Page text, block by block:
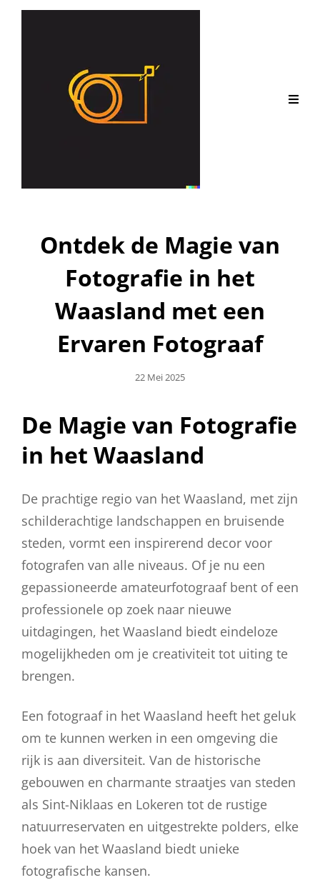
Ontdek de Magie van
Fotografie in het
Waasland met een
Ervaren Fotograaf
Geplaatst
22 Mei 2025
De Magie van Fotografie
in het Waasland
De prachtige regio van het Waasland, met zijn
schilderachtige landschappen en bruisende
steden, vormt een inspirerend decor voor
fotografen van alle niveaus. Of je nu een
gepassioneerde amateurfotograaf bent of een
professionele op zoek naar nieuwe
uitdagingen, het Waasland biedt eindeloze
mogelijkheden om je creativiteit tot uiting te
brengen.
Een fotograaf in het Waasland heeft het geluk
om te kunnen werken in een omgeving die
rijk is aan diversiteit. Van de historische
gebouwen en charmante straatjes van steden
als Sint-Niklaas en Lokeren tot de rustige
natuurreservaten en uitgestrekte polders, elke
hoek van het Waasland biedt unieke
fotografische kansen.